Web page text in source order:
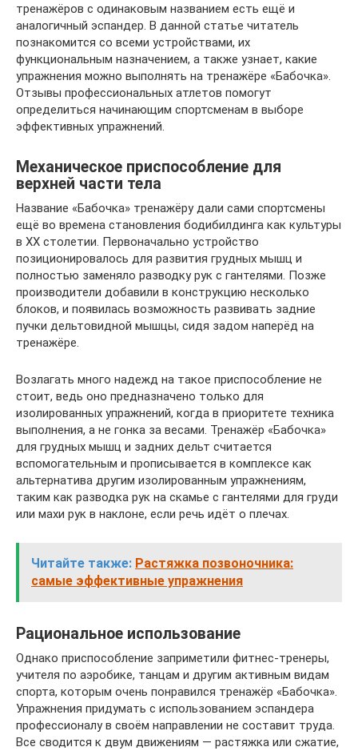
тренажёров с одинаковым названием есть ещё и
аналогичный эспандер. В данной статье читатель
познакомится со всеми устройствами, их
функциональным назначением, а также узнает, какие
упражнения можно выполнять на тренажёре «Бабочка».
Отзывы профессиональных атлетов помогут
определиться начинающим спортсменам в выборе
эффективных упражнений.
Механическое приспособление для
верхней части тела
Название «Бабочка» тренажёру дали сами спортсмены
ещё во времена становления бодибилдинга как культуры
в XX столетии. Первоначально устройство
позиционировалось для развития грудных мышц и
полностью заменяло разводку рук с гантелями. Позже
производители добавили в конструкцию несколько
блоков, и появилась возможность развивать задние
пучки дельтовидной мышцы, сидя задом наперёд на
тренажёре.
Возлагать много надежд на такое приспособление не
стоит, ведь оно предназначено только для
изолированных упражнений, когда в приоритете техника
выполнения, а не гонка за весами. Тренажёр «Бабочка»
для грудных мышц и задних дельт считается
вспомогательным и прописывается в комплексе как
альтернатива другим изолированным упражнениям,
таким как разводка рук на скамье с гантелями для груди
или махи рук в наклоне, если речь идёт о плечах.
Читайте также: Растяжка позвоночника:
самые эффективные упражнения
Рациональное использование
Однако приспособление заприметили фитнес-тренеры,
учителя по аэробике, танцам и другим активным видам
спорта, которым очень понравился тренажёр «Бабочка».
Упражнения придумать с использованием эспандера
профессионалу в своём направлении не составит труда.
Все сводится к двум движениям — растяжка или сжатие,